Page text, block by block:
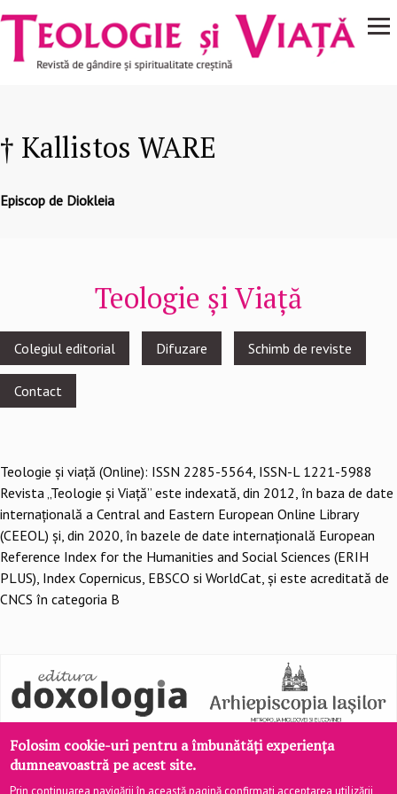
Mergi la conţinutul principal
Navigare
principală
† Kallistos WARE
Episcop de Diokleia
Teologie și Viață
Footer
menu
Colegiul editorial Difuzare Schimb de reviste
Contact
Teologie şi viaţă (Online): ISSN 2285-5564, ISSN-L 1221-5988
Revista „Teologie și Viață” este indexată, din 2012, în baza de date
internațională a Central and Eastern European Online Library
(CEEOL) și, din 2020, în bazele de date internațională European
Reference Index for the Humanities and Social Sciences (ERIH
PLUS), Index Copernicus, EBSCO si WorldCat, și este acreditată de
CNCS în categoria B
Folosim cookie-uri pentru a îmbunătăți experiența
dumneavoastră pe acest site.
Prin continuarea navigării în această pagină confirmați acceptarea utilizării